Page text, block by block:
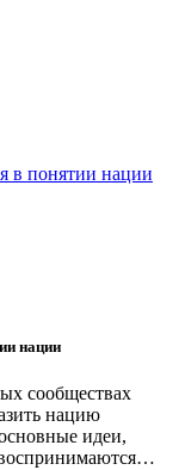
нации
сообществах
нацию
идеи,